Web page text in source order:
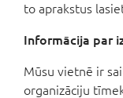
to aprakstus
Informācija par
Mūsu vietnē ir
organizāciju